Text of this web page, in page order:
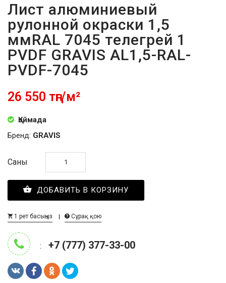
Лист алюминиевый
рулонной окраски 1,5
ммRAL 7045 телегрей 1
PVDF GRAVIS AL1,5-RAL-
PVDF-7045
26 550 тңг/м²
Қоймада
Бренд: GRAVIS
Саны
ДОБАВИТЬ В КОРЗИНУ
1 рет басыңыз Сұрақ қою
: +7 (777) 377-33-00